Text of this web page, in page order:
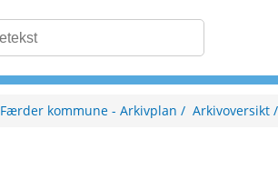
Færder kommune - Arkivplan Arkivoversikt